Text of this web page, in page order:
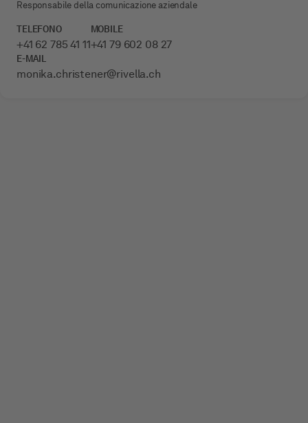
Responsabile della comunicazione aziendale
TELEFONO
+41 62 785 41 11
MOBILE
+41 79 602 08 27
E-MAIL
monika.christener­@rivella.ch